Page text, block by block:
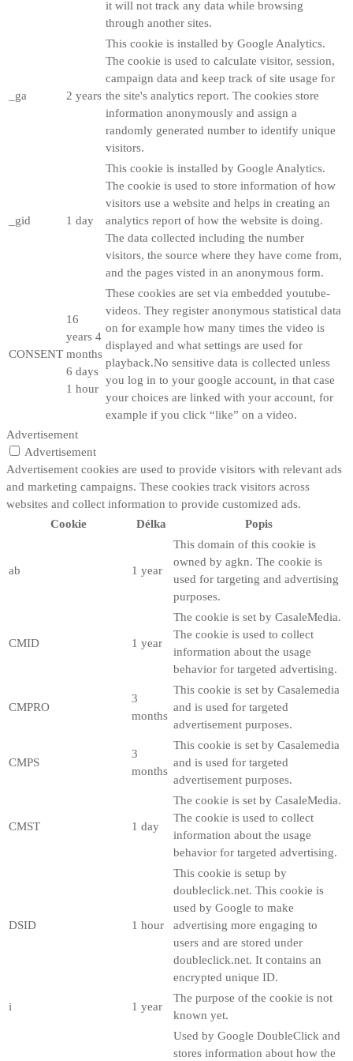
it will not track any data while browsing
through another sites.
_ga 2 years
This cookie is installed by Google Analytics.
The cookie is used to calculate visitor, session,
campaign data and keep track of site usage for
the site's analytics report. The cookies store
information anonymously and assign a
randomly generated number to identify unique
visitors.
_gid 1 day
This cookie is installed by Google Analytics.
The cookie is used to store information of how
visitors use a website and helps in creating an
analytics report of how the website is doing.
The data collected including the number
visitors, the source where they have come from,
and the pages visted in an anonymous form.
CONSENT
16
years 4
months
6 days
1 hour
These cookies are set via embedded youtube-
videos. They register anonymous statistical data
on for example how many times the video is
displayed and what settings are used for
playback.No sensitive data is collected unless
you log in to your google account, in that case
your choices are linked with your account, for
example if you click “like” on a video.
Advertisement
Advertisement
Advertisement cookies are used to provide visitors with relevant ads
and marketing campaigns. These cookies track visitors across
websites and collect information to provide customized ads.
Cookie
Délka Popis
ab 1 year
This domain of this cookie is
owned by agkn. The cookie is
used for targeting and advertising
purposes.
CMID 1 year
The cookie is set by CasaleMedia.
The cookie is used to collect
information about the usage
behavior for targeted advertising.
CMPRO
3
months
This cookie is set by Casalemedia
and is used for targeted
advertisement purposes.
CMPS
3
months
This cookie is set by Casalemedia
and is used for targeted
advertisement purposes.
CMST 1 day
The cookie is set by CasaleMedia.
The cookie is used to collect
information about the usage
behavior for targeted advertising.
DSID 1 hour
This cookie is setup by
doubleclick.net. This cookie is
used by Google to make
advertising more engaging to
users and are stored under
doubleclick.net. It contains an
encrypted unique ID.
i 1 year
The purpose of the cookie is not
known yet.
Used by Google DoubleClick and
stores information about how the